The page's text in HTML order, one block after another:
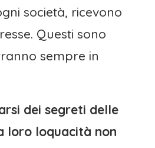
società, ricevono
Questi sono
sempre in
dei segreti delle
loro loquacità non